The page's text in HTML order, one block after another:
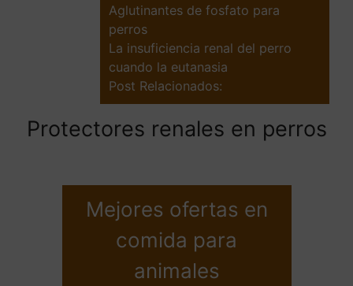
Aglutinantes de fosfato para
perros
La insuficiencia renal del perro
cuando la eutanasia
Post Relacionados:
Protectores renales en perros
Mejores ofertas en
comida para
animales